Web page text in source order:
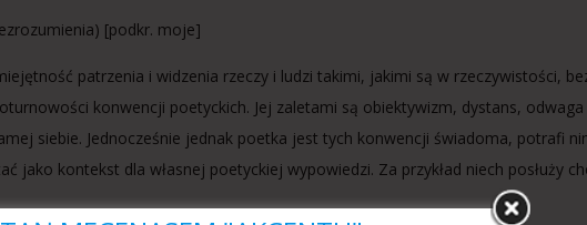
[podkr. moje]
patrzenia i widzenia rzeczy i ludzi takimi, jakimi są w rzeczywistości,
konwencji poetyckich. Jej zaletami są obiektywizm, dystans,
siebie. Jednocześnie jednak poetka jest tych konwencji świadoma, potrafi
jako kontekst dla własnej poetyckiej wypowiedzi. Za przykład niech posłuży